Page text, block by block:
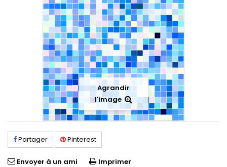
Agrandir
l'image
Partager Pinterest
Envoyer à un ami Imprimer